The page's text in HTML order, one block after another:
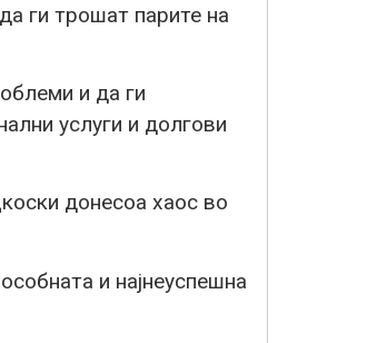
ги трошат парите на
и да ги
услуги и долгови
донесоа хаос во
и најнеуспешна